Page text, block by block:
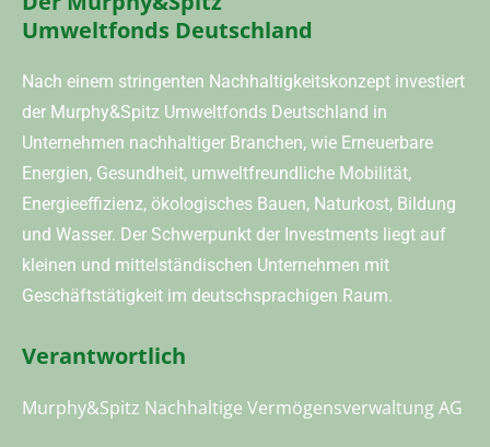
Umweltfonds Deutschland
Nach einem stringenten Nachhaltigkeitskonzept investiert
der Murphy&Spitz Umweltfonds Deutschland in
Unternehmen nachhaltiger Branchen, wie Erneuerbare
Energien, Gesundheit, umweltfreundliche Mobilität,
Energieeffizienz, ökologisches Bauen, Naturkost, Bildung
und Wasser. Der Schwerpunkt der Investments liegt auf
kleinen und mittelständischen Unternehmen mit
Geschäftstätigkeit im deutschsprachigen Raum.
Verantwortlich
Murphy&Spitz Nachhaltige Vermögensverwaltung AG